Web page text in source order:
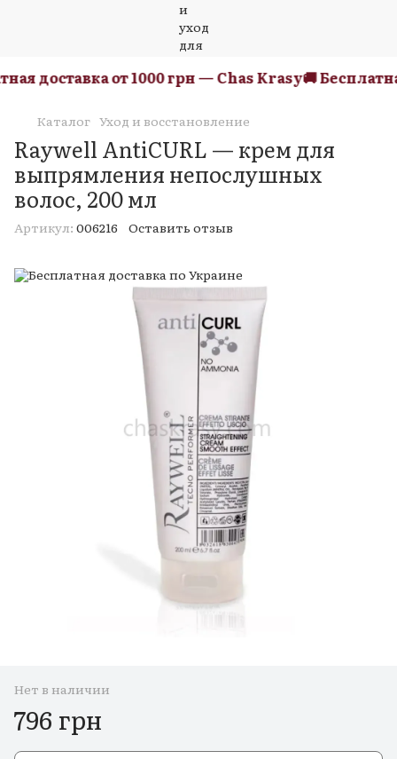
доставка от 1000 грн — Chas Krasy🚚
Каталог Уход и восстановление
Raywell AntiCURL — крем для
выпрямления непослушных
волос, 200 мл
Артикул: 006216 Оставить отзыв
Нет в наличии
796 грн